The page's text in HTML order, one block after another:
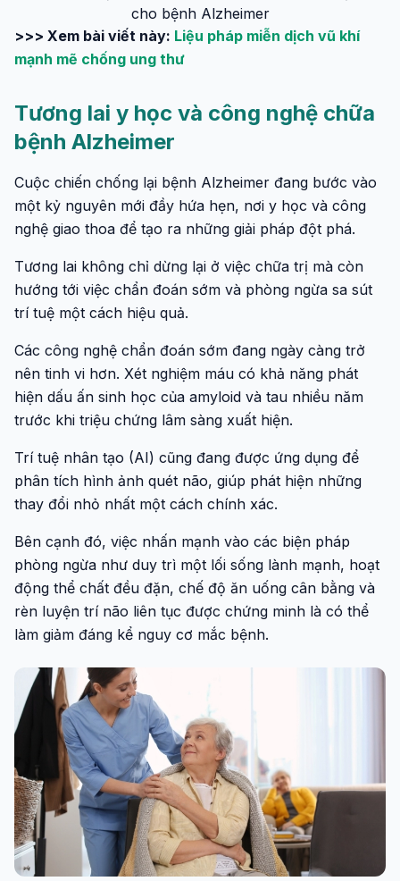
cho bệnh Alzheimer
>>> Xem bài viết này: Liệu pháp miễn dịch vũ khí
mạnh mẽ chống ung thư
Tương lai y học và công nghệ chữa
bệnh Alzheimer
Cuộc chiến chống lại bệnh Alzheimer đang bước vào
một kỷ nguyên mới đầy hứa hẹn, nơi y học và công
nghệ giao thoa để tạo ra những giải pháp đột phá.
Tương lai không chỉ dừng lại ở việc chữa trị mà còn
hướng tới việc chẩn đoán sớm và phòng ngừa sa sút
trí tuệ một cách hiệu quả.
Các công nghệ chẩn đoán sớm đang ngày càng trở
nên tinh vi hơn. Xét nghiệm máu có khả năng phát
hiện dấu ấn sinh học của amyloid và tau nhiều năm
trước khi triệu chứng lâm sàng xuất hiện.
Trí tuệ nhân tạo (AI) cũng đang được ứng dụng để
phân tích hình ảnh quét não, giúp phát hiện những
thay đổi nhỏ nhất một cách chính xác.
Bên cạnh đó, việc nhấn mạnh vào các biện pháp
phòng ngừa như duy trì một lối sống lành mạnh, hoạt
động thể chất đều đặn, chế độ ăn uống cân bằng và
rèn luyện trí não liên tục được chứng minh là có thể
làm giảm đáng kể nguy cơ mắc bệnh.